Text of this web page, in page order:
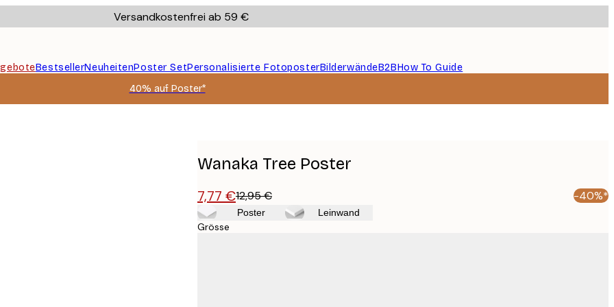
Versandkostenfrei ab 59 €
BestsellerNeuheitenPoster SetPersonalisierte FotoposterBilderwändeB2BHow To Guide
40% auf Poster*
Wanaka Tree Poster
7,77 €12,95 € -40%*
Poster Leinwand
Grösse